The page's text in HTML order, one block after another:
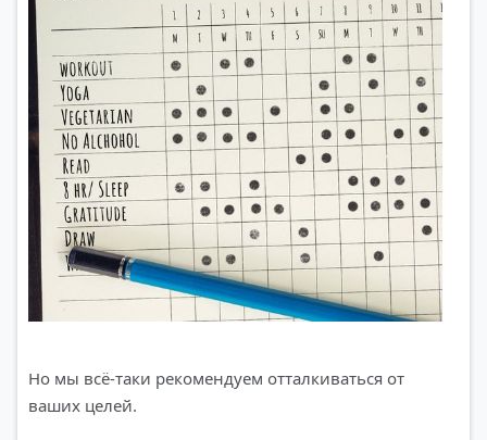
Но мы всё-таки рекомендуем отталкиваться от
ваших целей.